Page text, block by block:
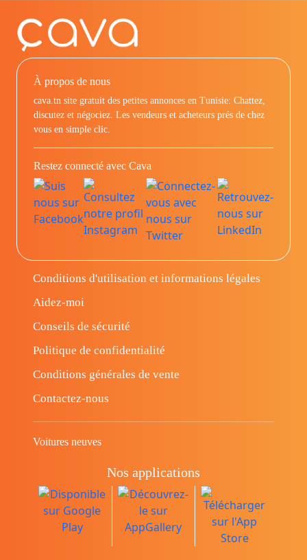
À propos de nous
cava.tn site gratuit des petites annonces en Tunisie: Chattez,
discutez et négociez. Les vendeurs et acheteurs prés de chez
vous en simple clic.
Restez connecté avec Cava
Conditions d'utilisation et informations légales
Aidez-moi
Conseils de sécurité
Politique de confidentialité
Conditions générales de vente
Contactez-nous
Voitures neuves
Nos applications